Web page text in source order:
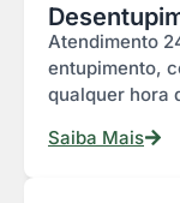
Atendimento
entupimento,
qualquer hora
Saiba Mais